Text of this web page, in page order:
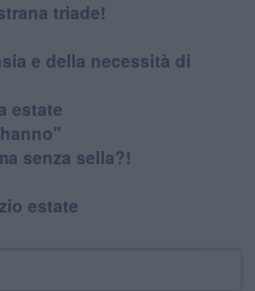
triade!
e della necessità di
estate
senza sella?!
estate